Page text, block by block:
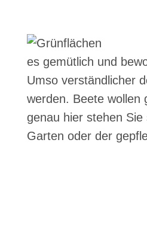
es gemütlich und
Umso verständlicher
werden. Beete wollen
genau hier stehen
Garten oder der